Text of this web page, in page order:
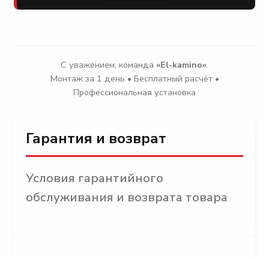
С уважением, команда «El-kamino».
Монтаж за 1 день • Бесплатный расчёт •
Профессиональная установка
Гарантия и возврат
Условия гарантийного
обслуживания и возврата товара